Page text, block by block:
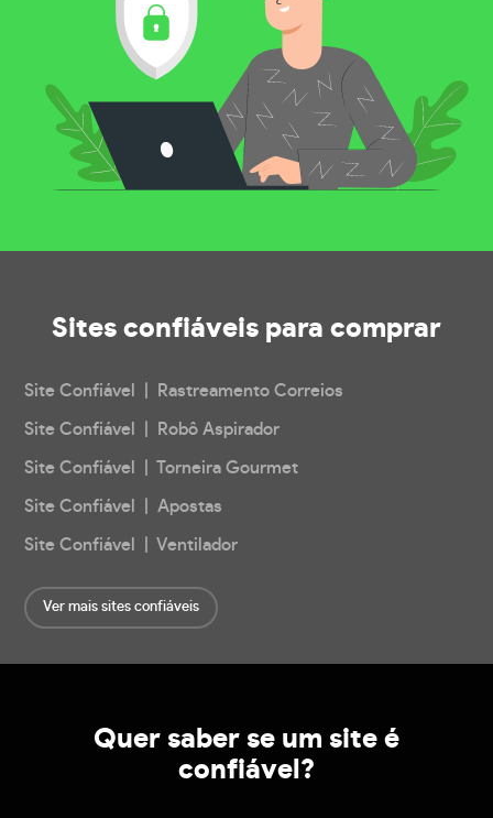
Sites confiáveis para comprar
Site Confiável | Rastreamento Correios
Site Confiável | Robô Aspirador
Site Confiável | Torneira Gourmet
Site Confiável | Apostas
Site Confiável | Ventilador
Ver mais sites confiáveis
Quer saber se um site é
confiável?